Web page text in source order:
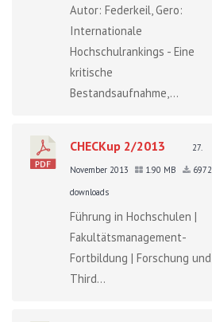
Autor: Federkeil, Gero:
Internationale
Hochschulrankings - Eine
kritische
Bestandsaufnahme,...
CHECKup 2/2013
27.
November 2013
1.90 MB
6972
downloads
Führung in Hochschulen |
Fakultätsmanagement-
Fortbildung | Forschung und
Third...